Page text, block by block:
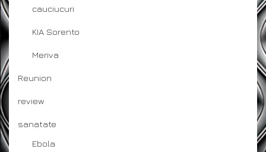
cauciucuri
KIA Sorento
Meriva
Reunion
review
sanatate
Ebola